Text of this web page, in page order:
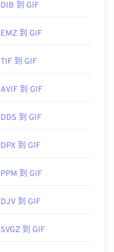
DIB 到 GIF
EMZ 到 GIF
TIF 到 GIF
AVIF 到 GIF
DDS 到 GIF
DPX 到 GIF
PPM 到 GIF
DJV 到 GIF
SVGZ 到 GIF